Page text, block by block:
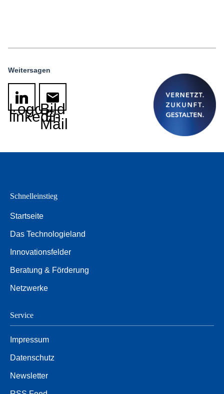
Weitersagen
Logo
linkedin
Bild
E-
Mail
Schnelleinstieg
Startseite
Das Technologieland
Innovationsfelder
Beratung & Förderung
Netzwerke
Service
Impressum
Datenschutz
Newsletter